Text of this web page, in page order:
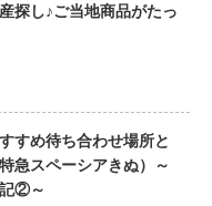
探し♪ご当地商品がたっ
すめ待ち合わせ場所と
急スペーシアきぬ）～
②～